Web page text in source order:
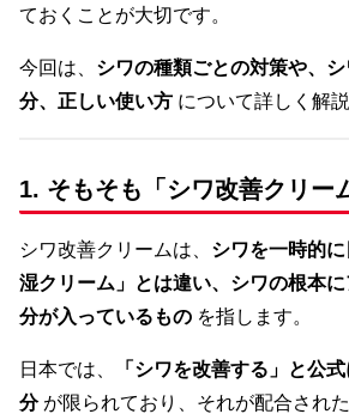
ておくことが大切です。
今回は、 シワの種類ごとの対策や、
分、正しい使い方 について詳しく解
1. そもそも「シワ改善クリー
シワ改善クリームは、 シワを一時的
湿クリーム」とは違い、シワの根本
分が入っているもの を指します。
日本では、
「シワを改善する」と公
分が限られており、それが配合され